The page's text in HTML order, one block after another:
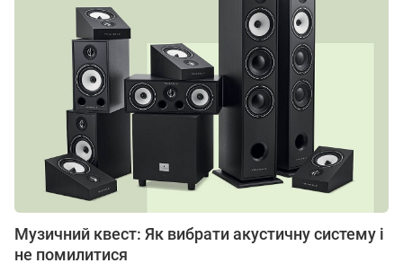
Музичний квест: Як вибрати акустичну систему і
не помилитися